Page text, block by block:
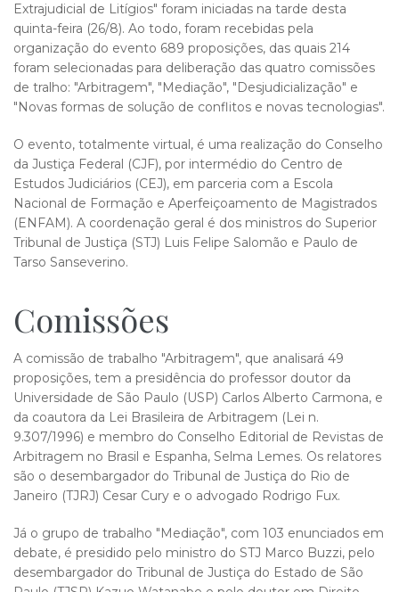
Extrajudicial de Litígios" foram iniciadas na tarde desta
quinta-feira (26/8). Ao todo, foram recebidas pela
organização do evento 689 proposições, das quais 214
foram selecionadas para deliberação das quatro comissões
de tralho: "Arbitragem", "Mediação", "Desjudicialização" e
"Novas formas de solução de conflitos e novas tecnologias".
O evento, totalmente virtual, é uma realização do Conselho
da Justiça Federal (CJF), por intermédio do Centro de
Estudos Judiciários (CEJ), em parceria com a Escola
Nacional de Formação e Aperfeiçoamento de Magistrados
(ENFAM). A coordenação geral é dos ministros do Superior
Tribunal de Justiça (STJ) Luis Felipe Salomão e Paulo de
Tarso Sanseverino.
Com​issões
A comissão de trabalho "Arbitragem", que analisará 49
proposições, tem a presidência do professor doutor da
Universidade de São Paulo (USP) Carlos Alberto Carmona, e
da coautora da Lei Brasileira de Arbitragem (Lei n.
9.307/1996) e membro do Conselho Editorial de Revistas de
Arbitragem no Brasil e Espanha, Selma Lemes. Os relatores
são o desembargador do Tribunal de Justiça do Rio de
Janeiro (TJRJ) Cesar Cury e o advogado Rodrigo Fux.
Já o grupo de trabalho "Mediação", com 103 enunciados em
debate, é presidido pelo ministro do STJ Marco Buzzi, pelo
desembargador do Tribunal de Justiça do Estado de São